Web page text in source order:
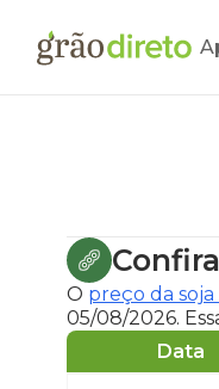
O preço da soja
05/08/2026.
Data